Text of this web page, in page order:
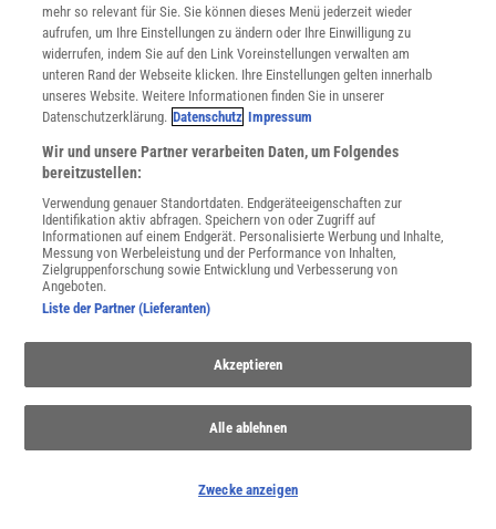
THEMENKANÄLE
mehr so relevant für Sie. Sie können dieses Menü jederzeit wieder
aufrufen, um Ihre Einstellungen zu ändern oder Ihre Einwilligung zu
widerrufen, indem Sie auf den Link Voreinstellungen verwalten am
unteren Rand der Webseite klicken. Ihre Einstellungen gelten innerhalb
unseres Website. Weitere Informationen finden Sie in unserer
Datenschutzerklärung. Datenschutz Impressum
Wir und unsere Partner verarbeiten Daten, um Folgendes
bereitzustellen:
Verwendung genauer Standortdaten. Endgeräteeigenschaften zur
Identifikation aktiv abfragen. Speichern von oder Zugriff auf
Informationen auf einem Endgerät. Personalisierte Werbung und Inhalte,
Messung von Werbeleistung und der Performance von Inhalten,
Zielgruppenforschung sowie Entwicklung und Verbesserung von
Angeboten.
Liste der Partner (Lieferanten)
Akzeptieren
Alle ablehnen
Zwecke anzeigen